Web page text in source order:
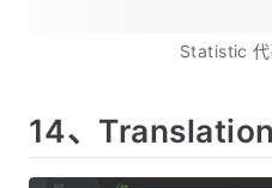
Statistic
14、